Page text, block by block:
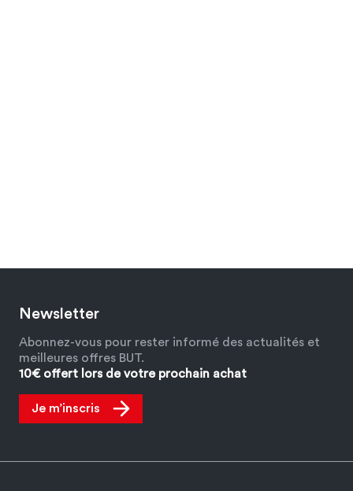
Newsletter
Abonnez-vous pour rester informé des actualités et
meilleures offres BUT.
10€ offert lors de votre prochain achat
Je m’inscris